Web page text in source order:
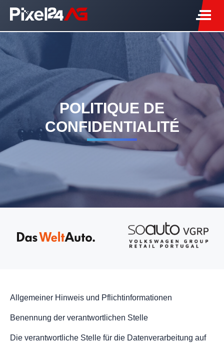
POLITIQUE DE
CONFIDENTIALITÉ
Allgemeiner Hinweis und Pflichtinformationen
Benennung der verantwortlichen Stelle
Die verantwortliche Stelle für die Datenverarbeitung auf